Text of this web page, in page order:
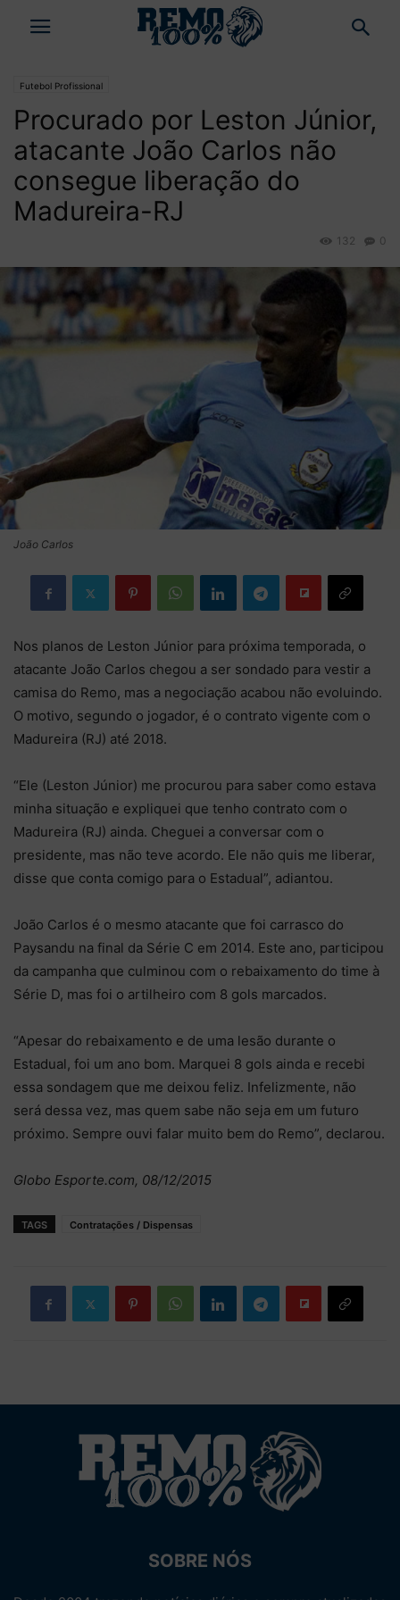
Futebol Profissional
Procurado por Leston Júnior,
atacante João Carlos não
consegue liberação do
Madureira-RJ
0
132
João Carlos
Nos planos de Leston Júnior para próxima temporada, o
atacante João Carlos chegou a ser sondado para vestir a
camisa do Remo, mas a negociação acabou não evoluindo.
O motivo, segundo o jogador, é o contrato vigente com o
Madureira (RJ) até 2018.
“Ele (Leston Júnior) me procurou para saber como estava
minha situação e expliquei que tenho contrato com o
Madureira (RJ) ainda. Cheguei a conversar com o
presidente, mas não teve acordo. Ele não quis me liberar,
disse que conta comigo para o Estadual”, adiantou.
João Carlos é o mesmo atacante que foi carrasco do
Paysandu na final da Série C em 2014. Este ano, participou
da campanha que culminou com o rebaixamento do time à
Série D, mas foi o artilheiro com 8 gols marcados.
“Apesar do rebaixamento e de uma lesão durante o
Estadual, foi um ano bom. Marquei 8 gols ainda e recebi
essa sondagem que me deixou feliz. Infelizmente, não
será dessa vez, mas quem sabe não seja em um futuro
próximo. Sempre ouvi falar muito bem do Remo”, declarou.
Globo Esporte.com, 08/12/2015
TAGS Contratações / Dispensas
SOBRE NÓS